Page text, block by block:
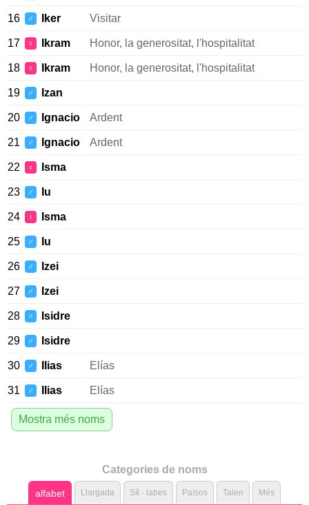
16 ♂ Iker Visitar
17 ♀ Ikram Honor, la generositat, l'hospitalitat
18 ♀ Ikram Honor, la generositat, l'hospitalitat
19 ♂ Izan
20 ♂ Ignacio Ardent
21 ♂ Ignacio Ardent
22 ♀ Isma
23 ♂ Iu
24 ♀ Isma
25 ♂ Iu
26 ♂ Izei
27 ♂ Izei
28 ♂ Isidre
29 ♂ Isidre
30 ♂ Ilias Elías
31 ♂ Ilias Elías
Mostra més noms
Categories de noms
alfabet Llargada Síl · labes Països Talen Més